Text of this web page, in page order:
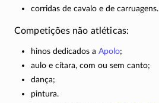
corridas de cavalo e de carruagens.
Competições não atléticas:
hinos dedicados a Apolo;
aulo e cítara, com ou sem canto;
dança;
pintura.